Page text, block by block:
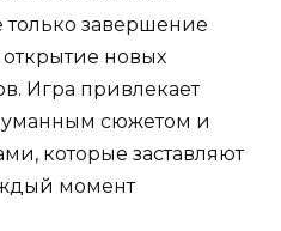
только завершение
новых
Игра привлекает
сюжетом и
которые заставляют
момент